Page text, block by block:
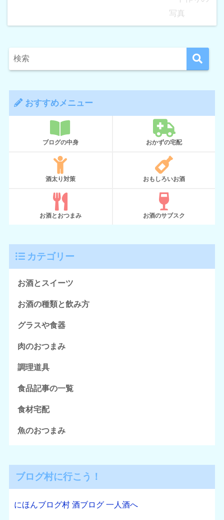
おすすめメニュー
ブログの中身 おかずの宅配
酒太り対策 おもしろいお酒
お酒とおつまみ お酒のサブスク
カテゴリー
お酒とスイーツ
お酒の種類と飲み方
グラスや食器
肉のおつまみ
調理道具
食品記事の一覧
食材宅配
魚のおつまみ
ブログ村に行こう！
にほんブログ村 酒ブログ 一人酒へ